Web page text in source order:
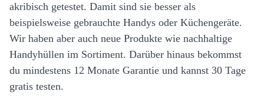
akribisch getestet. Damit sind sie besser als
beispielsweise gebrauchte Handys oder Küchengeräte.
Wir haben aber auch neue Produkte wie nachhaltige
Handyhüllen im Sortiment. Darüber hinaus bekommst
du mindestens 12 Monate Garantie und kannst 30 Tage
gratis testen.